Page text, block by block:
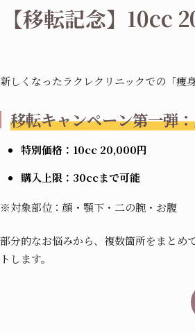
【移転記念】10cc
新しくなったラクレクリニックでの「痩
移転キャンペーン第一弾
特別価格：10cc 20,000円
購入上限：30ccまで可能
※対象部位：顔・顎下・二の腕・お腹
部分的なお悩みから、複数箇所をまとめ
トします。